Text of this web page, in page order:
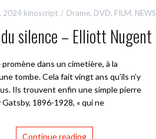
2024 kinoscript Drame, DVD, FILM, NEWS
silence – Elliott Nugent
dans un cimetière, à la
tombe. Cela fait vingt ans qu’ils n’y
Ils trouvent enfin une simple pierre
Gatsby, 1896-1928, « qui ne
Continue reading